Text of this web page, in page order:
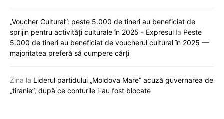
„Voucher Cultural”: peste 5.000 de tineri au beneficiat de
sprijin pentru activități culturale în 2025 - Expresul la Peste
5.000 de tineri au beneficiat de voucherul cultural în 2025 —
majoritatea preferă să cumpere cărți
Zina la Liderul partidului „Moldova Mare” acuză guvernarea de
„tiranie”, după ce conturile i-au fost blocate